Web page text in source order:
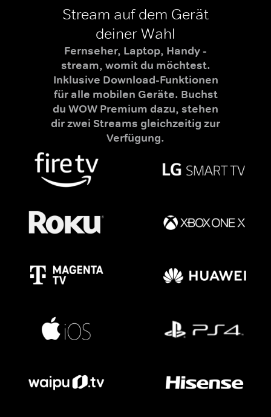
Stream auf dem Gerät
deiner Wahl
Fernseher, Laptop, Handy -
stream, womit du möchtest.
Inklusive Download-Funktionen
für alle mobilen Geräte. Buchst
du WOW Premium dazu, stehen
dir zwei Streams gleichzeitig zur
Verfügung.